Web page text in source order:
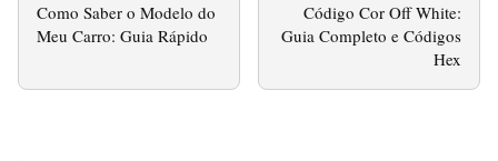
Como Saber o Modelo do
Meu Carro: Guia Rápido
Código Cor Off White:
Guia Completo e Códigos
Hex